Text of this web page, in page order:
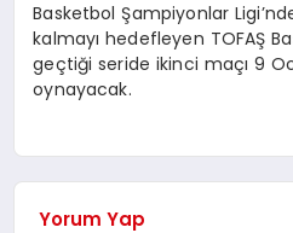
Basketbol Şampiyonlar
kalmayı hedefleyen TOFAŞ
geçtiği seride ikinci maçı 9
oynayacak.
Yorum Yap